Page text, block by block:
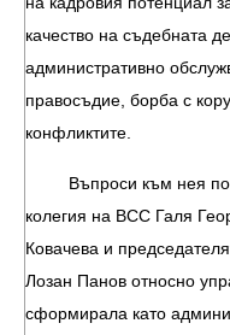
качество на съдебната
административно
правосъдие, борба с
конфликтите.
Въпроси към нея
колегия на ВСС Галя
Ковачева и
Лозан Панов относно
сформирала като